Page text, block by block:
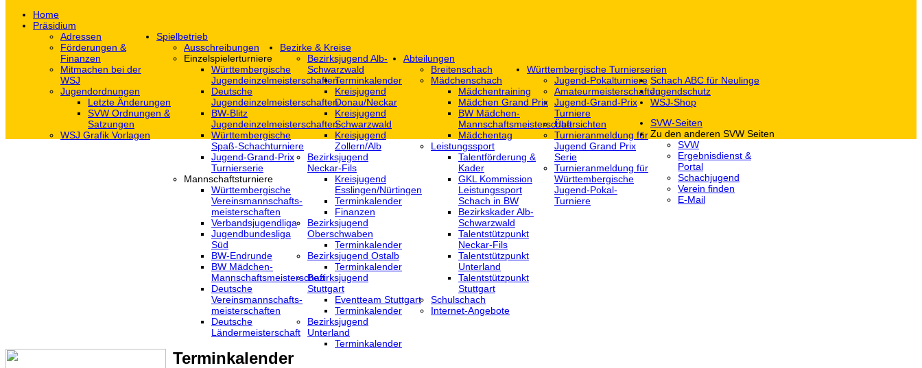
Home
Präsidium
Adressen
Förderungen &
Finanzen
Mitmachen bei der
WSJ
Jugendordnungen
Letzte Änderungen
SVW Ordnungen &
Satzungen
WSJ Grafik Vorlagen
Spielbetrieb
Ausschreibungen
Einzelspielerturniere
Württembergische
Jugendeinzelmeisterschaften
Deutsche
Jugendeinzelmeisterschaften
BW-Blitz
Jugendeinzelmeisterschaften
Württembergische
Spaß-Schachturniere
Jugend-Grand-Prix
Turnierserie
Mannschaftsturniere
Württembergische
Vereinsmannschafts-
meisterschaften
Verbandsjugendliga
Jugendbundesliga
Süd
BW-Endrunde
BW Mädchen-
Mannschaftsmeisterschaft
Deutsche
Vereinsmannschafts-
meisterschaften
Deutsche
Ländermeisterschaft
Bezirke & Kreise
Bezirksjugend Alb-
Schwarzwald
Terminkalender
Kreisjugend
Donau/Neckar
Kreisjugend
Schwarzwald
Kreisjugend
Zollern/Alb
Bezirksjugend
Neckar-Fils
Kreisjugend
‎Esslingen/Nürtingen
Terminkalender
Finanzen
Bezirksjugend
Oberschwaben
Terminkalender
Bezirksjugend Ostalb
Terminkalender
Bezirksjugend
Stuttgart
‎Eventteam Stuttgart
Terminkalender
Bezirksjugend
Unterland
Terminkalender
Abteilungen
Breitenschach
Mädchenschach
Mädchentraining
Mädchen Grand Prix
BW Mädchen-
Mannschaftsmeisterschaft
Mädchentag
Leistungssport
Talentförderung &
Kader
GKL Kommission
Leistungssport
Schach in BW
Bezirkskader Alb-
Schwarzwald
Talentstützpunkt
Neckar-Fils
Talentstützpunkt
Unterland
Talentstützpunkt
Stuttgart
Schulschach
Internet-Angebote
Württembergische Turnierserien
Jugend-Pokalturniere
Amateurmeisterschaften
Jugend-Grand-Prix
Turniere
Übersichten
Turnieranmeldung für
Jugend Grand Prix
Serie
Turnieranmeldung für
Württembergische
Jugend-Pokal-
Turniere
Schach ABC für Neulinge
Jugendschutz
WSJ-Shop
SVW-Seiten
Zu den anderen SVW Seiten
SVW
Ergebnisdienst &
Portal
Schachjugend
Verein finden
E-Mail
Terminkalender